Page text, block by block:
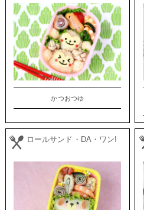
かつおつゆ
ロールサンド・DA・ワン!